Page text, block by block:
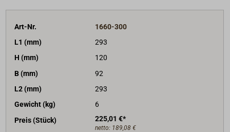
Art-Nr.
1660-300
L1 (mm)
293
H (mm)
120
B (mm)
92
L2 (mm)
293
Gewicht (kg)
6
Preis (Stück)
225,01 €*
netto: 189,08 €